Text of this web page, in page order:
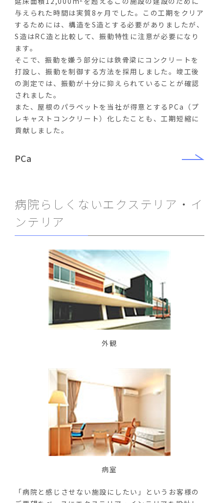
与えられた時間は実質8ヶ月でした。この工期をクリア
するためには、構造をS造とする必要がありましたが、
S造はRC造と比較して、振動特性に注意が必要になり
ます。
そこで、振動を嫌う部分には鉄骨梁にコンクリートを
打設し、振動を制御する方法を採用しました。竣工後
の測定では、振動が十分に抑えられていることが確認
されました。
また、屋根のパラペットを当社が得意とするPCa（プ
レキャストコンクリート）化したことも、工期短縮に
貢献しました。
PCa
病院らしくないエクステリア・イ
ンテリア
外観
病室
「病院と感じさせない施設にしたい」というお客様の